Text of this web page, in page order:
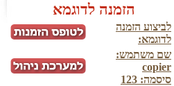
הזמנה לדוגמא
לביצוע הזמנה
לדוגמא:
שם משתמש:
copier
סיסמה: 123